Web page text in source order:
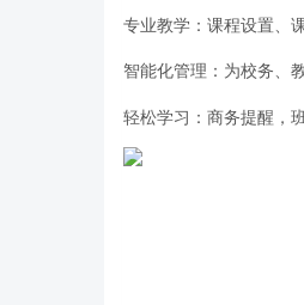
专业教学：课程设置、
智能化管理：为校务、
轻松学习：商务提醒，